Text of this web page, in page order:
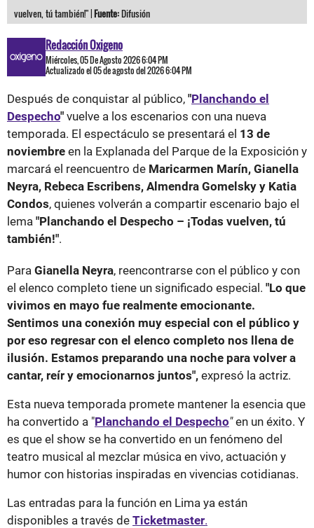
vuelven, tú también!" |Fuente:Difusión
Redacción Oxigeno
Miércoles, 05 De Agosto 2026 6:04 PM
Actualizado el 05 de agosto del 2026 6:04 PM
Después de conquistar al público, "Planchando el
Despecho" vuelve a los escenarios con una nueva
temporada. El espectáculo se presentará el 13 de
noviembre en la Explanada del Parque de la Exposición y
marcará el reencuentro de Maricarmen Marín, Gianella
Neyra, Rebeca Escribens, Almendra Gomelsky y Katia
Condos, quienes volverán a compartir escenario bajo el
lema "Planchando el Despecho – ¡Todas vuelven, tú
también!".
Para Gianella Neyra, reencontrarse con el público y con
el elenco completo tiene un significado especial. "Lo que
vivimos en mayo fue realmente emocionante.
Sentimos una conexión muy especial con el público y
por eso regresar con el elenco completo nos llena de
ilusión. Estamos preparando una noche para volver a
cantar, reír y emocionarnos juntos", expresó la actriz.
Esta nueva temporada promete mantener la esencia que
ha convertido a "Planchando el Despecho"en un éxito. Y
es que el show se ha convertido en un fenómeno del
teatro musical al mezclar música en vivo, actuación y
humor con historias inspiradas en vivencias cotidianas.
Las entradas para la función en Lima ya están
disponibles a través de Ticketmaster.